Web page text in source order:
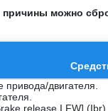
можно
двигателя.
release I FW] (Ibr)